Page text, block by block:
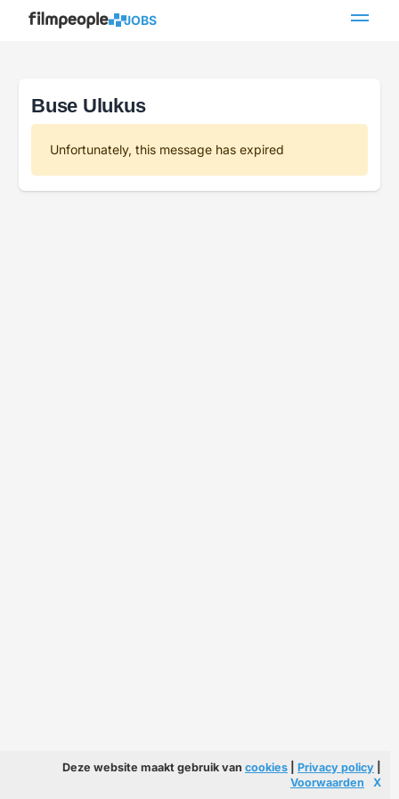
JOBS
Buse Ulukus
Unfortunately, this message has expired
Deze website maakt gebruik van cookies Privacy policy
Voorwaarden
X